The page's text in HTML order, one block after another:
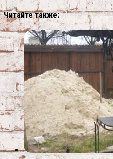
Читайте также: